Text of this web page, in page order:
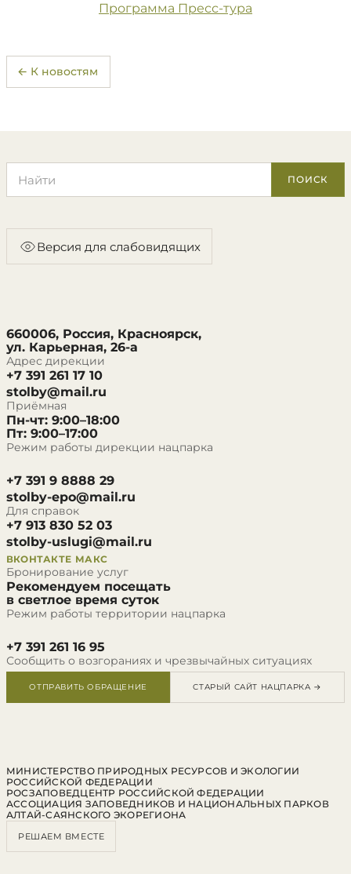
Программа Пресс-тура
← К новостям
ПОИСК
Версия для слабовидящих
660006, Россия, Красноярск,
ул. Карьерная, 26-а
Адрес дирекции
+7 391 261 17 10
stolby@mail.ru
Приёмная
Пн-чт: 9:00–18:00
Пт: 9:00–17:00
Режим работы дирекции нацпарка
+7 391 9 8888 29
stolby-epo@mail.ru
Для справок
+7 913 830 52 03
stolby-uslugi@mail.ru
ВКОНТАКТЕ МАКС
Бронирование услуг
Рекомендуем посещать
в светлое время суток
Режим работы территории нацпарка
+7 391 261 16 95
Сообщить о возгораниях и чрезвычайных ситуациях
ОТПРАВИТЬ ОБРАЩЕНИЕ СТАРЫЙ САЙТ НАЦПАРКА →
МИНИСТЕРСТВО ПРИРОДНЫХ РЕСУРСОВ И ЭКОЛОГИИ
РОССИЙСКОЙ ФЕДЕРАЦИИ
РОСЗАПОВЕДЦЕНТР РОССИЙСКОЙ ФЕДЕРАЦИИ
АССОЦИАЦИЯ ЗАПОВЕДНИКОВ И НАЦИОНАЛЬНЫХ ПАРКОВ
АЛТАЙ-САЯНСКОГО ЭКОРЕГИОНА
РЕШАЕМ ВМЕСТЕ